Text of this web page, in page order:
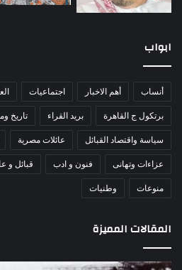
ابواب
أنساب أهم الاخبار اجتماعيات
برتكول ج القاهرة بريد القراء تاريخ
سياسة واقتصاد القبائل عائلات مصرية
عزاءات وتهانى فنون و ادب قبائل و
منوعات وطنيات
المقالات المميزة